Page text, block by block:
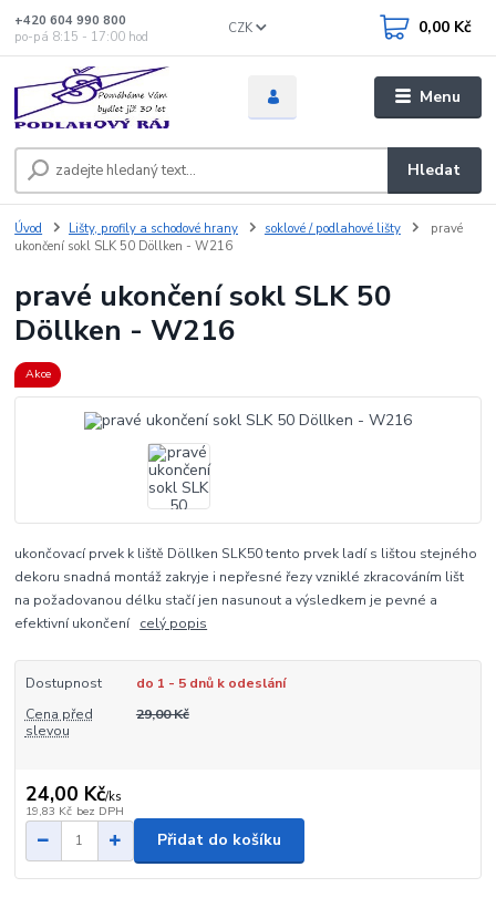
Menu
CZK
Hledat
+420 604 990 800
po-pá 8:15 - 17:00 hod
0,00 Kč
Úvod Lišty, profily a schodové hrany soklové / podlahové lišty
pravé
ukončení sokl SLK 50 Döllken - W216
pravé ukončení sokl SLK 50
Döllken - W216
Akce
ukončovací prvek k liště Döllken SLK50 tento prvek ladí s lištou stejného
dekoru snadná montáž zakryje i nepřesné řezy vzniklé zkracováním lišt
na požadovanou délku stačí jen nasunout a výsledkem je pevné a
efektivní ukončení celý popis
Dostupnost
do 1 - 5 dnů k odeslání
Cena před
slevou
29,00 Kč
24,00 Kč/ks
19,83 Kč bez DPH
Přidat do košíku